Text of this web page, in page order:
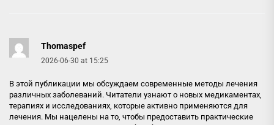
Thomaspef
2026-06-30 at 15:25
В этой публикации мы обсуждаем современные методы лечения
различных заболеваний. Читатели узнают о новых медикаментах,
терапиях и исследованиях, которые активно применяются для
лечения. Мы нацелены на то, чтобы предоставить практические